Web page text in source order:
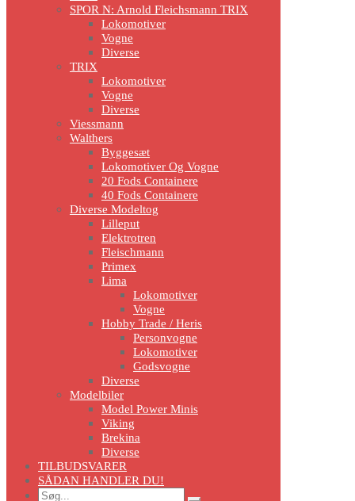
SPOR N: Arnold Fleichsmann TRIX
Lokomotiver
Vogne
Diverse
TRIX
Lokomotiver
Vogne
Diverse
Viessmann
Walthers
Byggesæt
Lokomotiver Og Vogne
20 Fods Containere
40 Fods Containere
Diverse Modeltog
Lilleput
Elektrotren
Fleischmann
Primex
Lima
Lokomotiver
Vogne
Hobby Trade / Heris
Personvogne
Lokomotiver
Godsvogne
Diverse
Modelbiler
Model Power Minis
Viking
Brekina
Diverse
TILBUDSVARER
SÅDAN HANDLER DU!
Search